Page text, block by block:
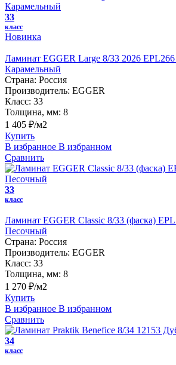
33
класс
Новинка
Ламинат EGGER Large 8/33 2026
Карамельный
Страна: Россия
Производитель: EGGER
Класс: 33
Толщина, мм: 8
1 405 ₽/м2
Купить
В избранное В избранном
Сравнить
33
класс
Ламинат EGGER Classic 8/33 (фаска)
Песочный
Страна: Россия
Производитель: EGGER
Класс: 33
Толщина, мм: 8
1 270 ₽/м2
Купить
В избранное В избранном
Сравнить
34
класс